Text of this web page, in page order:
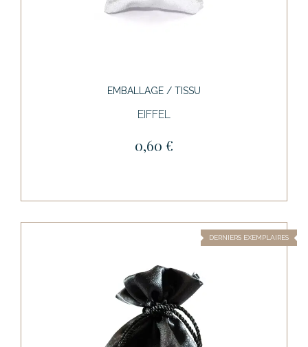
EMBALLAGE / TISSU
EIFFEL
0,60 €
DERNIERS EXEMPLAIRES